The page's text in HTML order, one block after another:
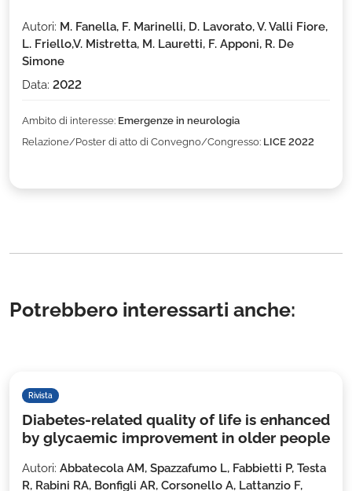
Autori: M. Fanella, F. Marinelli, D. Lavorato, V. Valli Fiore,
L. Friello,V. Mistretta, M. Lauretti, F. Apponi, R. De
Simone
Data: 2022
Ambito di interesse: Emergenze in neurologia
Relazione/Poster di atto di Convegno/Congresso: LICE 2022
Potrebbero interessarti anche:
Rivista
Diabetes-related quality of life is enhanced
by glycaemic improvement in older people
Autori: Abbatecola AM, Spazzafumo L, Fabbietti P, Testa
R, Rabini RA, Bonfigli AR, Corsonello A, Lattanzio F,